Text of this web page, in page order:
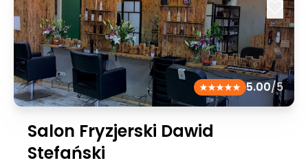
5.00/5
Salon Fryzjerski Dawid
Stefański